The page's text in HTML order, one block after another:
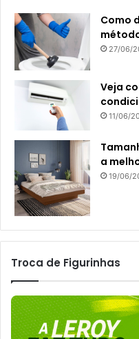
Como
27/06/
Veja
11/06/
a
19/06/
Troca de Figurinhas